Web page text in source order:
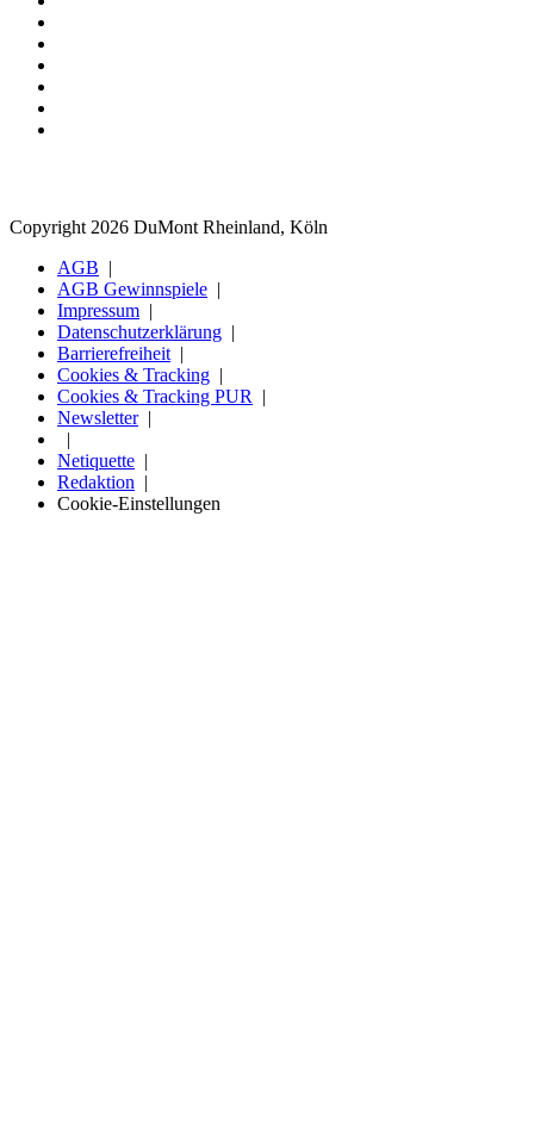
Copyright 2026 DuMont Rheinland, Köln
AGB
AGB Gewinnspiele
Impressum
Datenschutzerklärung
Barrierefreiheit
Cookies & Tracking
Cookies & Tracking PUR
Newsletter
Netiquette
Redaktion
Cookie-Einstellungen